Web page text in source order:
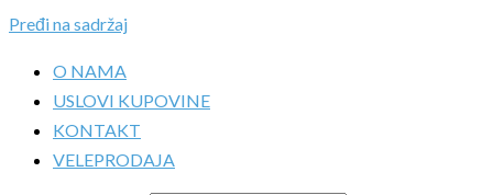
Pređi na sadržaj
O NAMA
USLOVI KUPOVINE
KONTAKT
VELEPRODAJA